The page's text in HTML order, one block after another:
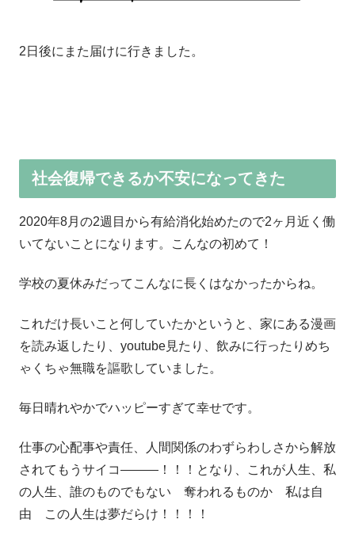
2日後にまた届けに行きました。
社会復帰できるか不安になってきた
2020年8月の2週目から有給消化始めたので2ヶ月近く働
いてないことになります。こんなの初めて！
学校の夏休みだってこんなに長くはなかったからね。
これだけ長いこと何していたかというと、家にある漫画
を読み返したり、youtube見たり、飲みに行ったりめち
ゃくちゃ無職を謳歌していました。
毎日晴れやかでハッピーすぎて幸せです。
仕事の心配事や責任、人間関係のわずらわしさから解放
されてもうサイコ―――！！！となり、これが人生、私
の人生、誰のものでもない 奪われるものか 私は自
由 この人生は夢だらけ！！！！